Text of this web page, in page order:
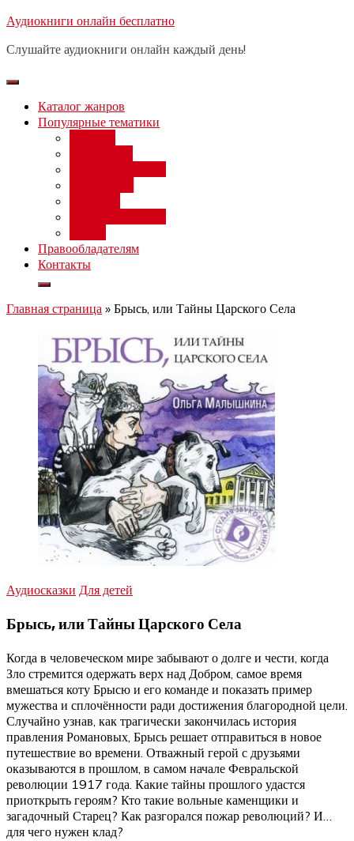
Перейти
содержимому
Аудиокниги онлайн бесплатно
Слушайте аудиокниги онлайн каждый день!
Каталог жанров
Популярные тематики
Правообладателям
Контакты
Главная страница » Брысь, или Тайны Царского Села
Аудиосказки Для детей
Брысь, или Тайны Царского Села
Когда в человеческом мире забывают о долге и чести, когда
Зло стремится одержать верх над Добром, самое время
вмешаться коту Брысю и его команде и показать пример
мужества и сплочённости ради достижения благородной цели.
Случайно узнав, как трагически закончилась история
правления Романовых, Брысь решает отправиться в новое
путешествие во времени. Отважный герой с друзьями
оказываются в прошлом, в самом начале Февральской
революции 1917 года. Какие тайны прошлого удастся
приоткрыть героям? Кто такие вольные каменщики и
загадочный Старец? Как разгорался пожар революций? И…
для чего нужен клад?
Бесплатный вебинар: заработок
день